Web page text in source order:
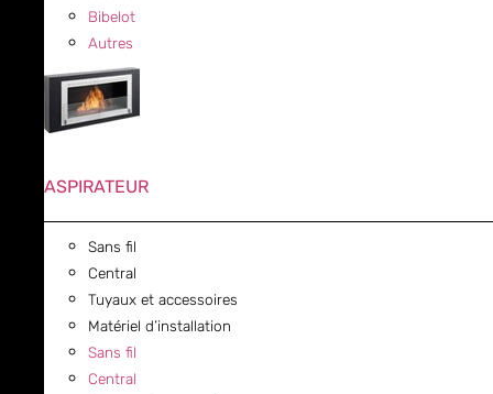
Bibelot
Autres
ASPIRATEUR
Sans fil
Central
Tuyaux et accessoires
Matériel d’installation
Sans fil
Central